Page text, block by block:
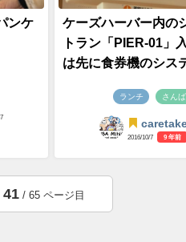
ンケ
ケーズハーバー内の
トラン「PIER-01」
は先に食券機のシス
ランチ さん
2016/10/7 9 年前
41 / 65 ページ目